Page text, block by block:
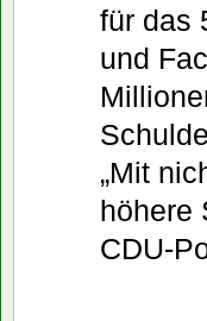
für das
und
„Mit
höhere
CDU-